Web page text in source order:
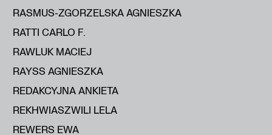
RASMUS-ZGORZELSKA AGNIESZKA
RATTI CARLO F.
RAWLUK MACIEJ
RAYSS AGNIESZKA
REDAKCYJNA ANKIETA
REKHWIASZWILI LELA
REWERS EWA